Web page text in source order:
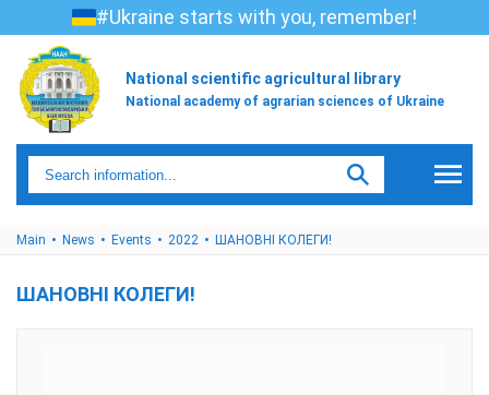
#Ukraine starts with you, remember!
National scientific agricultural library
National academy of agrarian sciences of Ukraine
Main News Events 2022 ШАНОВНІ КОЛЕГИ!
ШАНОВНІ КОЛЕГИ!